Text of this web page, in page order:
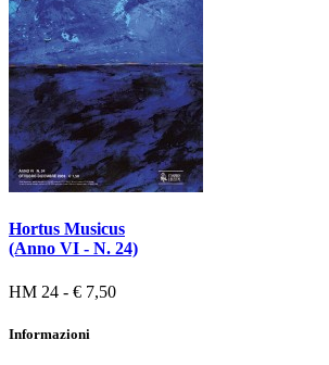
Hortus Musicus
(Anno VI - N. 24)
HM 24 - € 7,50
Informazioni